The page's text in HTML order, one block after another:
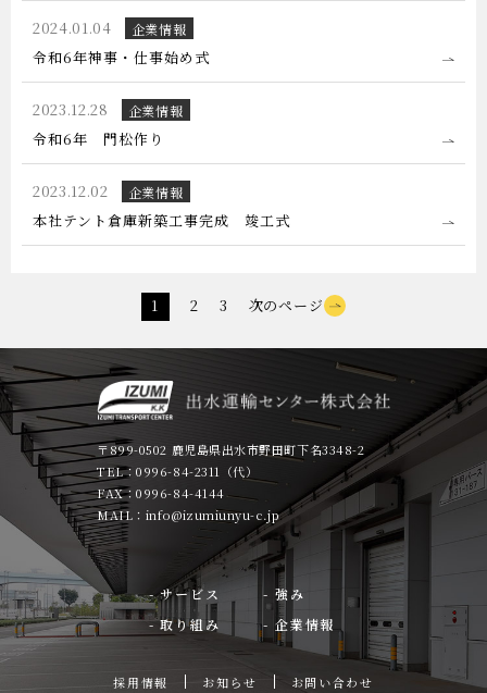
2024.01.04 企業情報
令和6年神事・仕事始め式
2023.12.28 企業情報
令和6年 門松作り
2023.12.02 企業情報
本社テント倉庫新築工事完成 竣工式
1 2 3 次のページ
〒899-0502 鹿児島県出水市野田町下名3348-2
TEL：0996-84-2311（代）
FAX：0996-84-4144
MAIL：info@izumiunyu-c.jp
- サービス
- 強み
- 取り組み
- 企業情報
採用情報 お知らせ お問い合わせ